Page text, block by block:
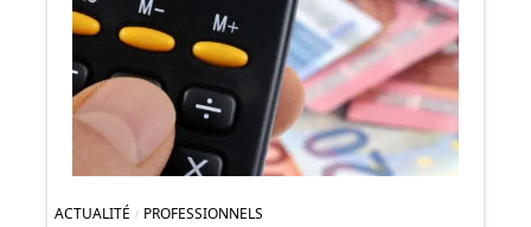
ACTUALITÉ PROFESSIONNELS